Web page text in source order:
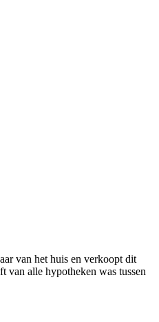
van het huis en verkoopt dit
van alle hypotheken was tussen